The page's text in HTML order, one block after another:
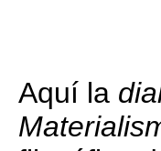
Aquí la